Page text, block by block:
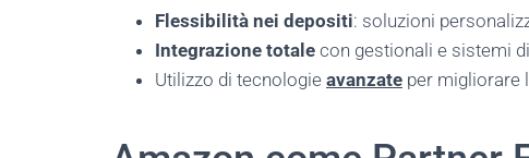
Flessibilità nei depositi: soluzioni
Integrazione totale con gestionali e sistemi
Utilizzo di tecnologie avanzate per migliorare